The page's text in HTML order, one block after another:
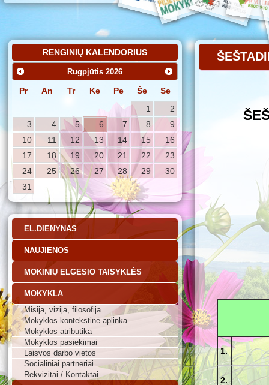
RENGINIŲ KALENDORIUS
Rugpjūtis 2026
Pr An Tr Ke Pe Še
Se
1
2
3
4 5 6 7 8
9
10
11 12 13 14 15
16
17
18 19 20 21 22
23
24
25 26 27 28 29
30
31
EL.DIENYNAS
NAUJIENOS
MOKINIŲ ELGESIO TAISYKLĖS
MOKYKLA
Misija, vizija, filosofija
Mokyklos kontekstinė aplinka
Mokyklos atributika
Mokyklos pasiekimai
Laisvos darbo vietos
Socialiniai partneriai
Rekvizitai / Kontaktai
1.
2.